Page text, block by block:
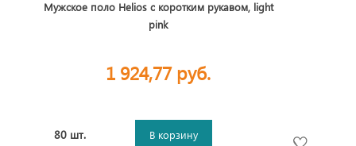
Мужское поло Helios с коротким рукавом, light
pink
1 924,77 руб.
80 шт. В корзину